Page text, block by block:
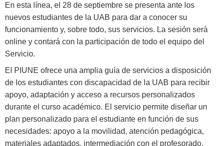
En esta línea, el 28 de septiembre se presenta ante los
nuevos estudiantes de la UAB para dar a conocer su
funcionamiento y, sobre todo, sus servicios. La sesión será
online y contará con la participación de todo el equipo del
Servicio.
El PIUNE ofrece una amplia guía de servicios a disposición
de los estudiantes con discapacidad de la UAB para recibir
apoyo, adaptación y acceso a recursos personalizados
durante el curso académico. El servicio permite diseñar un
plan personalizado para el estudiante en función de sus
necesidades: apoyo a la movilidad, atención pedagógica,
materiales adaptados, intermediación con el profesorado,